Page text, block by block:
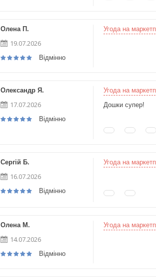
Олена П.
19.07.2026
Відмінно
Угода на
Олександр Я.
17.07.2026
Відмінно
Угода на
Дошки супер!
Сергій Б.
16.07.2026
Відмінно
Угода на
Олена М.
14.07.2026
Відмінно
Угода на